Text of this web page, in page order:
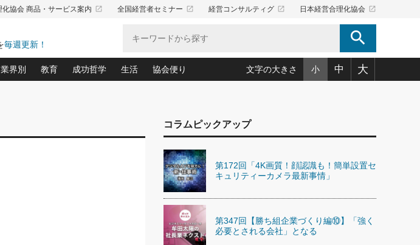
化協会 商品・サービス案内 launch 全国経営者セミナー launch 経営コンサルティグ launch 日本経営合理化協会 launch
毎週更新！ search
2026.08.5
第86回 「言葉狩り」
もっとみる
、やってお
長業ネクスト」
ネタ帳(159)
書にするために、やっておきたいこと(34)
の新たな法律リスク(178)
社員・社会から支持される「ウェルビーイング経営入
業界別
売れる住宅を創る 100の視点(100)
大久保一彦の“流行る”お店の仕組みづくり(210)
教育
あなただからお願いしたいと思われる 気配りの達人(127)
クレーム対応 実践マニュアル(92)
クレーム対応の新知識と新常識(57)
デキル社員に育てる！ 社員教育の決め手(203)
東川鷹年の「中小企業の人育て」(38)
業績アップにつながる！ワンランク上の手紙・メール術(100)
成功哲学
中国哲学に学ぶ 不況は会社守成の好機(38)
令和時代の「社長の人間力の磨き方」(86)
先人の名句名言の教え 東洋思想に学ぶ経営学(132)
渡部昇一の「日本の指導者たち」(32)
経営に活かす“十八史略”(30)
生活
おのころ心平の ──社長のための「か・ら・だマネジメント」
デジタルＡＶを味方に！新・仕事術(180)
リーダー脳の鍛え方(32)
ワインを楽しむ基礎レッスン(12)
必読！社長が読むべき今月の4冊(88)
眼と耳で楽しむ読書術(162)
協会便り
「愛読者通信」著者インタビュー(44)
ビジネス見聞録 経営ニュース(100)
作間信司の経営無形庵(けいえいむぎょうあん)(166)
経営セミナー情報局(1)
繁栄への着眼点 牟田太陽(76)
講話を聞いて学ぼう 実学・耳学・磨く「ミミガク」のすすめ
(7)
文字の大きさ 小 中 大
コラムピックアップ
第172回「4K画質！顔認識も！簡単設置セ
キュリティーカメラ最新事情」
第347回【勝ち組企業づくり編⑩】「強く
必要とされる会社」となる